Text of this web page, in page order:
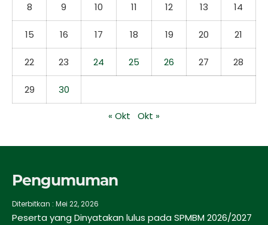
8 9 10 11 12 13 14
15 16 17 18 19 20 21
22 23 24 25 26 27 28
29 30
« Okt Okt »
Pengumuman
Diterbitkan : Mei 22, 2026
Peserta yang Dinyatakan lulus pada SPMBM 2026/2027